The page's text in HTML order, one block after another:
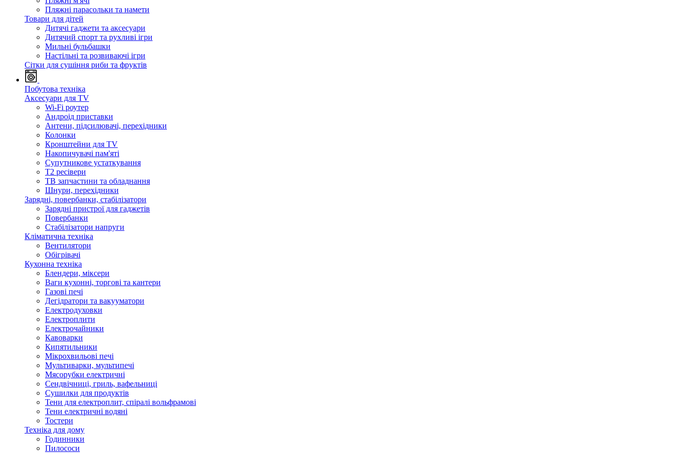
Пляжні парасольки та намети
Товари для дітей
Дитячі гаджети та аксесуари
Дитячий спорт та рухливі ігри
Мильні бульбашки
Настільні та розвиваючі ігри
Сітки для сушіння риби та фруктів
Побутова техніка
Аксесуари для TV
Wi-Fi роутер
Андроід приставки
Антени, підсилювачі, перехідники
Колонки
Кронштейни для TV
Накопичувачі пам'яті
Супутникове устаткування
Т2 ресівери
ТВ запчастини та обладнання
Шнури, перехідники
Зарядні, повербанки, стабілізатори
Зарядні пристрої для гаджетів
Повербанки
Стабілізатори напруги
Кліматична техніка
Вентилятори
Обігрівачі
Кухонна техніка
Блендери, міксери
Ваги кухонні, торгові та кантери
Газові печі
Дегідратори та вакууматори
Електродуховки
Електроплити
Електрочайники
Кавоварки
Кипятильники
Мікрохвильові печі
Мультиварки, мультипечі
Мясорубки електричні
Сендвічниці, гриль, вафельниці
Сушилки для продуктів
Тени для електроплит, спіралі вольфрамові
Тени електричні водяні
Тостери
Техніка для дому
Годинники
Пилососи